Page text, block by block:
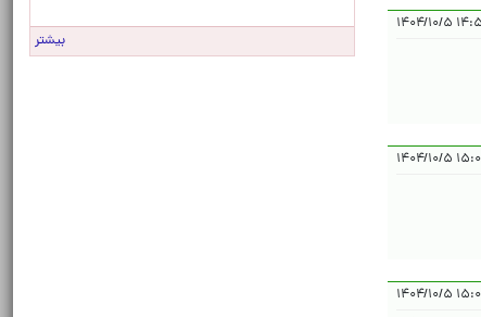
۱۰/۵
۱۰/۵
۱۰/۵
بیشتر